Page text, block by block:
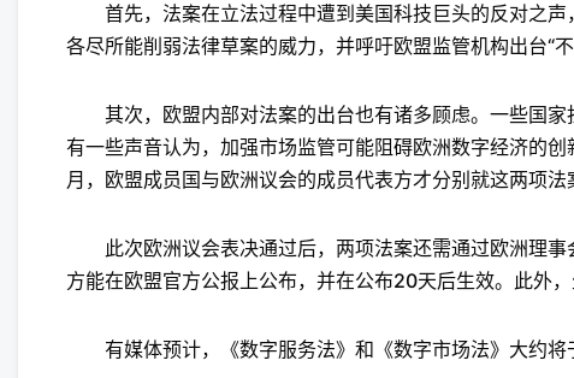
首先，法案在立法过程中遭到美国科技巨头的反对之声
各尽所能削弱法律草案的威力，并呼吁欧盟监管机构出台“
其次，欧盟内部对法案的出台也有诸多顾虑。一些国家
有一些声音认为，加强市场监管可能阻碍欧洲数字经济的
月，欧盟成员国与欧洲议会的成员代表方才分别就这两项法
此次欧洲议会表决通过后，两项法案还需通过欧洲理事
方能在欧盟官方公报上公布，并在公布20天后生效。此外
有媒体预计，《数字服务法》和《数字市场法》大约将